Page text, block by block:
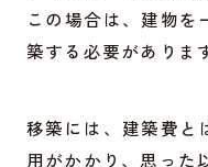
この場合は、建物を
築する必要がありま
移築には、建築費と
用がかかり、思った